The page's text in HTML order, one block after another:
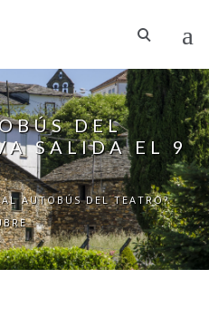
DEL
SALIDA EL 9
AL AUTOBÚS DEL TEATRO?